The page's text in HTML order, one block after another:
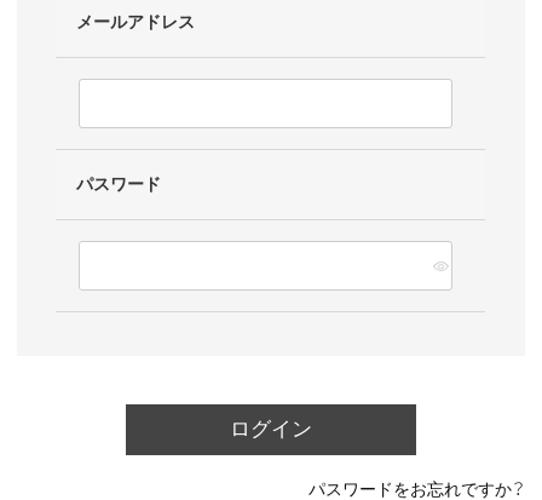
メールアドレス
パスワード
ログイン
パスワードをお忘れですか？